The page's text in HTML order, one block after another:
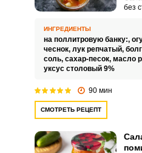
без
ИНГРЕДИЕНТЫ
на поллитровую банку:,
чеснок, лук репчатый,
соль, сахар-песок, масло
уксус столовый 9%
90 мин
СМОТРЕТЬ РЕЦЕПТ